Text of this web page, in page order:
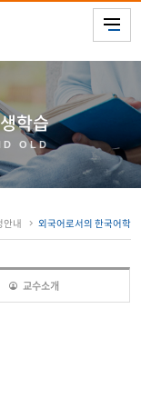
학습
OLD
안내 외국어로서의 한국어학
교수소개